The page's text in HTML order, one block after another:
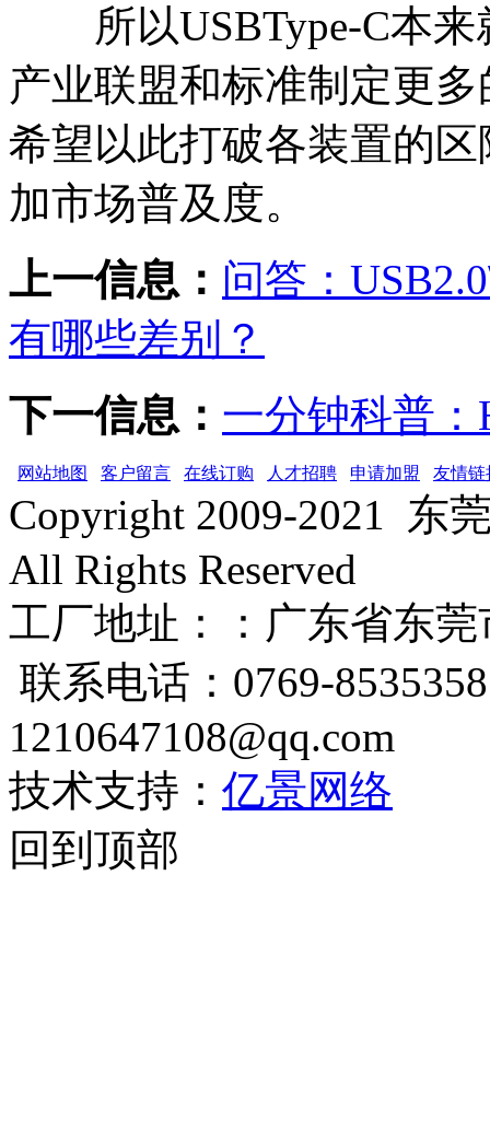
所以USBType-C本来
产业联盟和标准制定更
希望以此打破各装置的
加市场普及度。
上一信息： 问答：
有哪些差别？
下一信息： 一分钟科普
网站地图 客户留言 在线订购 人才招聘 申请加盟 友情链
Copyright 2009-2021 东
All Rights Reserved
工厂地址：：广东省东
联系电话：0769-
1210647108@qq.com
技术支持： 亿景网络
回到顶部